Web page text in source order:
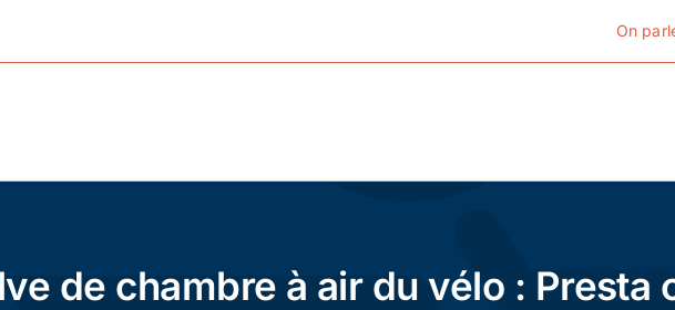
On
Cyclotourisme
de chambre à air du vélo : Presta